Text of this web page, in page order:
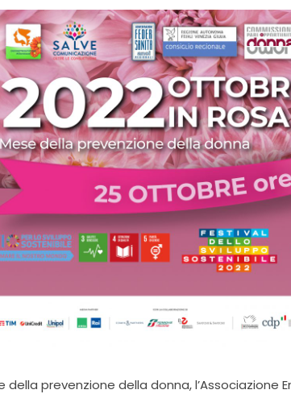
della prevenzione della donna, l’Associazione